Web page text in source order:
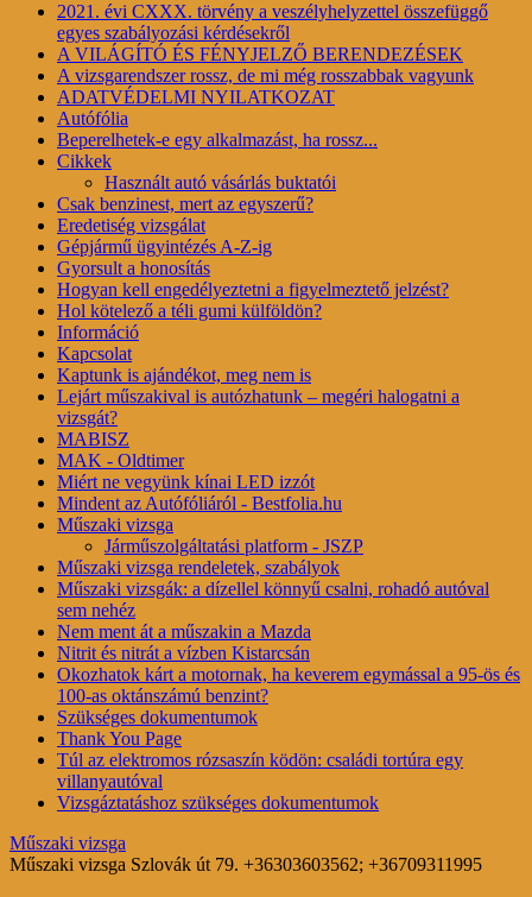
2021. évi CXXX. törvény a veszélyhelyzettel összefüggő
egyes szabályozási kérdésekről
A VILÁGÍTÓ ÉS FÉNYJELZŐ BERENDEZÉSEK
A vizsgarendszer rossz, de mi még rosszabbak vagyunk
ADATVÉDELMI NYILATKOZAT
Autófólia
Beperelhetek-e egy alkalmazást, ha rossz...
Cikkek
Használt autó vásárlás buktatói
Csak benzinest, mert az egyszerű?
Eredetiség vizsgálat
Gépjármű ügyintézés A-Z-ig
Gyorsult a honosítás
Hogyan kell engedélyeztetni a figyelmeztető jelzést?
Hol kötelező a téli gumi külföldön?
Információ
Kapcsolat
Kaptunk is ajándékot, meg nem is
Lejárt műszakival is autózhatunk – megéri halogatni a
vizsgát?
MABISZ
MAK - Oldtimer
Miért ne vegyünk kínai LED izzót
Mindent az Autófóliáról - Bestfolia.hu
Műszaki vizsga
Járműszolgáltatási platform - JSZP
Műszaki vizsga rendeletek, szabályok
Műszaki vizsgák: a dízellel könnyű csalni, rohadó autóval
sem nehéz
Nem ment át a műszakin a Mazda
Nitrit és nitrát a vízben Kistarcsán
Okozhatok kárt a motornak, ha keverem egymással a 95-ös és
100-as oktánszámú benzint?
Szükséges dokumentumok
Thank You Page
Túl az elektromos rózsaszín ködön: családi tortúra egy
villanyautóval
Vizsgáztatáshoz szükséges dokumentumok
Műszaki vizsga
Műszaki vizsga Szlovák út 79. +36303603562; +36709311995